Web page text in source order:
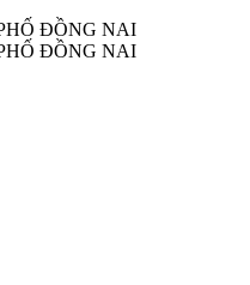
ĐỒNG NAI
ĐỒNG NAI